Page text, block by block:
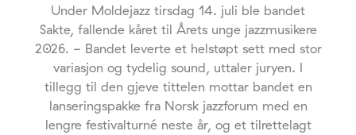
Under Moldejazz tirsdag 14. juli ble bandet
Sakte, fallende kåret til Årets unge jazzmusikere
2026. - Bandet leverte et helstøpt sett med stor
variasjon og tydelig sound, uttaler juryen. I
tillegg til den gjeve tittelen mottar bandet en
lanseringspakke fra Norsk jazzforum med en
lengre festivalturné neste år, og et tilrettelagt